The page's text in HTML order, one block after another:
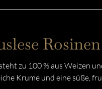
Rosinen
zu 100 % aus Weizen
Krume und eine süße,